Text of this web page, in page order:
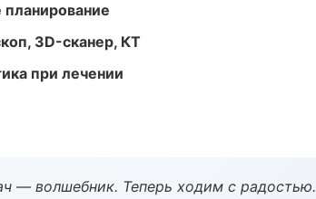
3D-сканер, КТ
при лечении
— волшебник. Теперь ходим с радостью.